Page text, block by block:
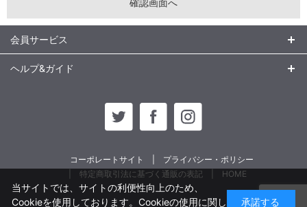
会員サービス
ヘルプ&ガイド
コーポレートサイト
プライバシー・ポリシー
特定商取引法に基づく通販の表記
HOME
当サイトでは、サイトの利便性向上のため、
Cookieを使用しております。Cookieの使用に関し
承諾する